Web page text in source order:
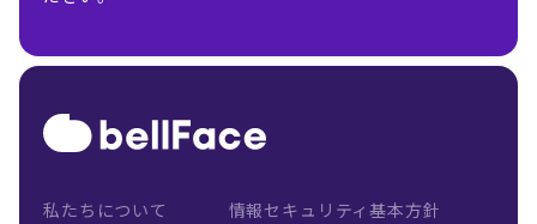
私たちについて
情報セキュリティ基本方針